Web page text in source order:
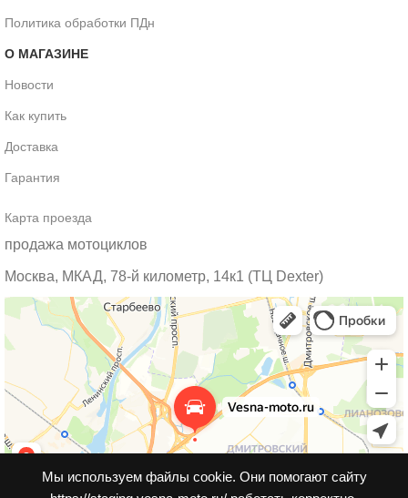
Мы используем файлы cookie. Они помогают сайту
Политика обработки ПДн
О МАГАЗИНЕ
Новости
Как купить
Доставка
Гарантия
Карта проезда
продажа мотоциклов
Москва, МКАД, 78-й километр, 14к1 (ТЦ Dexter)